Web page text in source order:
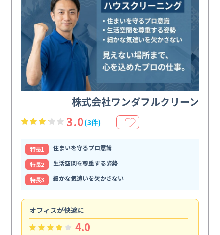
株式会社ワンダフルクリーン
3.0(3件) ＋
特⻑1
住まいを守るプロ意識
特⻑2
生活空間を尊重する姿勢
特⻑3
細かな気遣いを欠かさない
オフィスが快適に
4.0